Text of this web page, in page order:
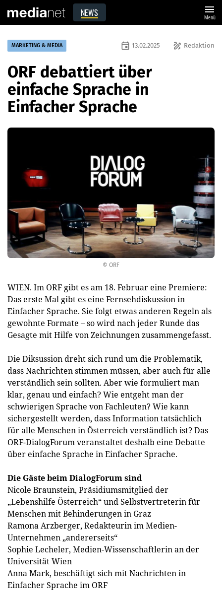
NEWS menu
Menü
© ORF
MARKETING & MEDIA draw Redaktion
event 13.02.2025
ORF debattiert über
einfache Sprache in
Einfacher Sprache
WIEN. Im ORF gibt es am 18. Februar eine Premiere:
Das erste Mal gibt es eine Fernsehdiskussion in
Einfacher Sprache. Sie folgt etwas anderen Regeln als
gewohnte Formate – so wird nach jeder Runde das
Gesagte mit Hilfe von Zeichnungen zusammengefasst.
Die Diksussion dreht sich rund um die Problematik,
dass Nachrichten stimmen müssen, aber auch für alle
verständlich sein sollten. Aber wie formuliert man
klar, genau und einfach? Wie entgeht man der
schwierigen Sprache von Fachleuten? Wie kann
sichergestellt werden, dass Information tatsächlich
für alle Menschen in Österreich verständlich ist? Das
ORF-DialogForum veranstaltet deshalb eine Debatte
über einfache Sprache in Einfacher Sprache.
Die Gäste beim DialogForum sind
Nicole Braunstein, Präsidiumsmitglied der
„Lebenshilfe Österreich“ und Selbstvertreterin für
Menschen mit Behinderungen in Graz
Ramona Arzberger, Redakteurin im Medien-
Unternehmen „andererseits“
Sophie Lecheler, Medien-Wissenschaftlerin an der
Universität Wien
Anna Mark, beschäftigt sich mit Nachrichten in
Einfacher Sprache im ORF